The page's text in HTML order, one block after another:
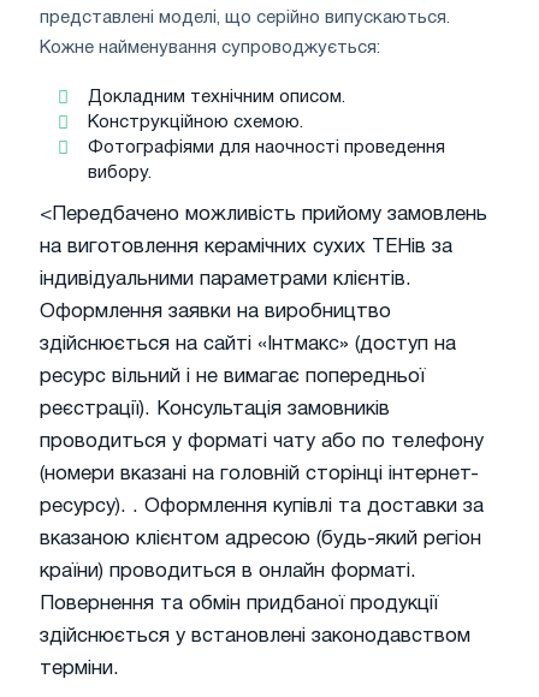
представлені моделі, що серійно випускаються.
Кожне найменування супроводжується:
Докладним технічним описом.
Конструкційною схемою.
Фотографіями для наочності проведення
вибору.
<Передбачено можливість прийому замовлень
на виготовлення керамічних сухих ТЕНів за
індивідуальними параметрами клієнтів.
Оформлення заявки на виробництво
здійснюється на сайті «Інтмакс» (доступ на
ресурс вільний і не вимагає попередньої
реєстрації). Консультація замовників
проводиться у форматі чату або по телефону
(номери вказані на головній сторінці інтернет-
ресурсу). . Оформлення купівлі та доставки за
вказаною клієнтом адресою (будь-який регіон
країни) проводиться в онлайн форматі.
Повернення та обмін придбаної продукції
здійснюється у встановлені законодавством
терміни.